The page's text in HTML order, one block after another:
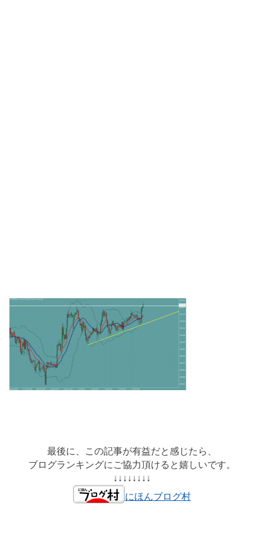
最後に、この記事が有益だと感じたら、
ブログランキングにご協力頂けると嬉しいです。
↓↓↓↓↓↓↓↓
にほんブログ村